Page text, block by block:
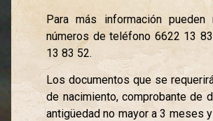
Para más información pueden
números de teléfono 6622 13
13 83 52.
Los documentos que se
de nacimiento, comprobante de
antigüedad no mayor a 3 meses